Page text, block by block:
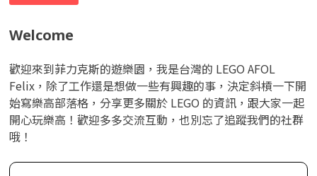
Welcome
歡迎來到菲力克斯的遊樂園，我是台灣的 LEGO AFOL
Felix，除了工作還是想做一些有興趣的事，決定斜槓一下開
始寫樂高部落格，分享更多關於 LEGO 的資訊，跟大家一起
開心玩樂高！歡迎多多交流互動，也別忘了追蹤我們的社群
哦！